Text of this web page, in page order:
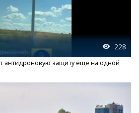
228
антидроновую защиту еще на одной